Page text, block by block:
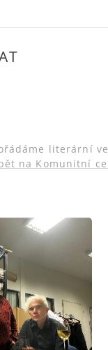
literární
na Komunitní